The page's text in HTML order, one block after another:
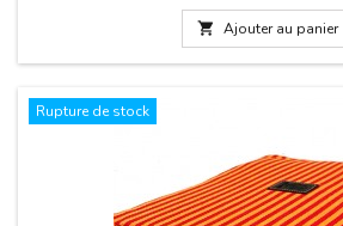
 Ajouter au panier
Rupture de stock